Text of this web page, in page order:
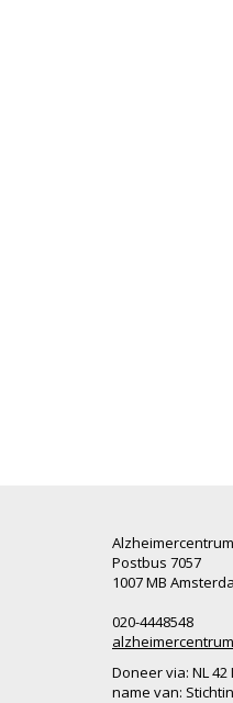
Postbus 7057
1007 MB
020-4448548
Doneer via: NL 42
name van: